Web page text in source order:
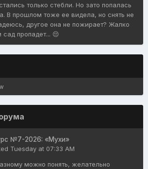
только стебли. Но зато попалась
В прошлом тоже ее видела, но снять не
другое она не пожирает? Жалко
сад пропадет... 😔
№7-2026: «Мухи»
Tuesday at 07:33 AM
можно понять, желательно